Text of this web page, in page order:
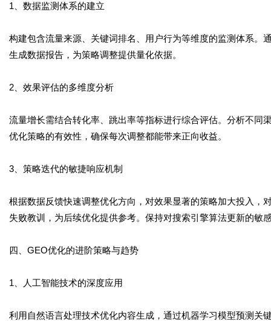
1、数据监测体系的建立
构建包含流量来源、关键词排名、用户行为等维度的监测体系。
生成数据报告，为策略调整提供量化依据。
2、效果评估的多维度分析
流量增长需结合转化率、跳出率等指标进行综合评估。分析不同
优化策略的有效性，确保每次调整都能带来正向收益。
3、策略迭代的敏捷响应机制
根据数据反馈快速调整优化方向，对效果显著的策略加大投入，
失败教训，为后续优化提供参考。保持对搜索引擎算法更新的敏
四、GEO优化的进阶策略与趋势
1、人工智能技术的深度应用
利用自然语言处理技术优化内容生成，通过机器学习模型预测关